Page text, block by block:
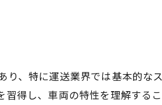
、特に運送業界では基本的な
得し、車両の特性を理解する